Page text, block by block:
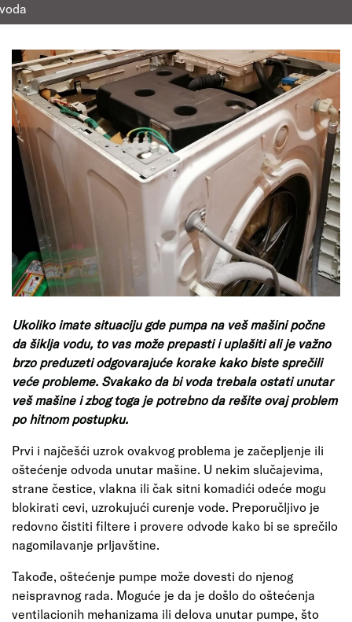
voda
Ukoliko imate situaciju gde pumpa na veš mašini počne
da šiklja vodu, to vas može prepasti i uplašiti ali je važno
brzo preduzeti odgovarajuće korake kako biste sprečili
veće probleme. Svakako da bi voda trebala ostati unutar
veš mašine i zbog toga je potrebno da rešite ovaj problem
po hitnom postupku.
Prvi i najčešći uzrok ovakvog problema je začepljenje ili
oštećenje odvoda unutar mašine. U nekim slučajevima,
strane čestice, vlakna ili čak sitni komadići odeće mogu
blokirati cevi, uzrokujući curenje vode. Preporučljivo je
redovno čistiti filtere i provere odvode kako bi se sprečilo
nagomilavanje prljavštine.
Takođe, oštećenje pumpe može dovesti do njenog
neispravnog rada. Moguće je da je došlo do oštećenja
ventilacionih mehanizama ili delova unutar pumpe, što